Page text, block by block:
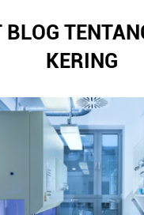
BLOG
KERING